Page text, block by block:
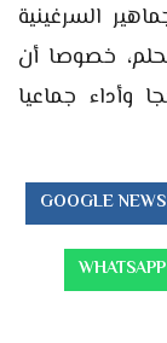
السرغينية
خصوصا أن
وأداء جماعيا